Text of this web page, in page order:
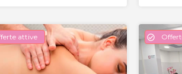
attive check_circle